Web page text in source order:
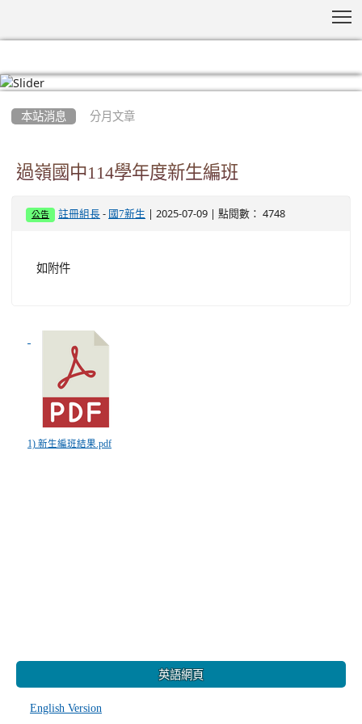
本站消息 分月文章
過嶺國中114學年度新生編班
公告 註冊組長 - 國7新生 | 2025-07-09 | 點閱數： 4748
如附件
1) 新生編班結果.pdf
英語網頁
English Version